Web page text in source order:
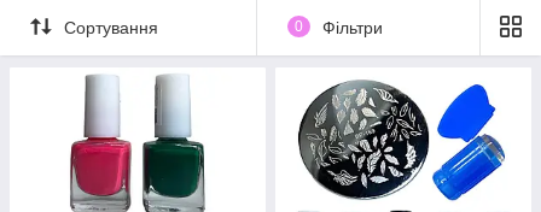
Сортування 0 Фільтри